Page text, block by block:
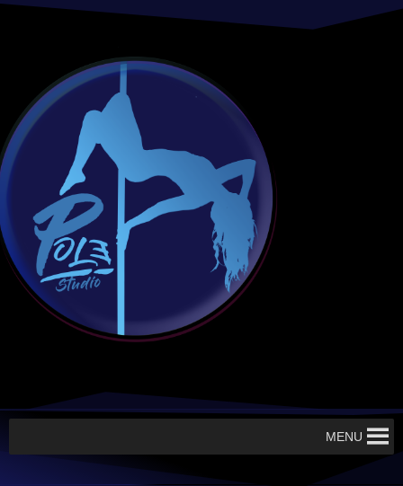
MENU